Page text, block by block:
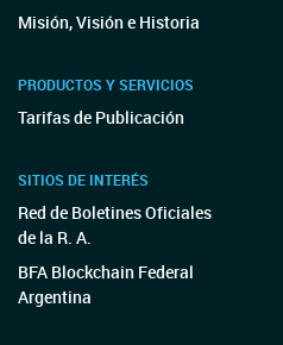
Misión, Visión e Historia
PRODUCTOS Y SERVICIOS
Tarifas de Publicación
SITIOS DE INTERÉS
Red de Boletines Oficiales
de la R. A.
BFA Blockchain Federal
Argentina